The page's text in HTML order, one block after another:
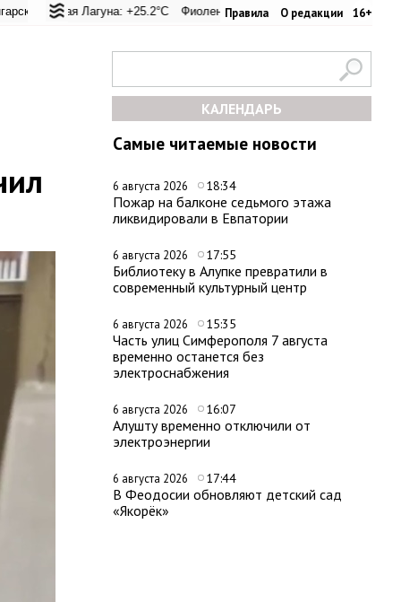
Правила О редакции 16+
Лагуна: +25.2°C Фиолент: +25.4°C Казачья бухта: +25.4°C
+25.4°C Евпатория: +31.2°C Керчь: +31.1°C Никитский сад:
КАЛЕНДАРЬ
Самые читаемые новости
6 августа 2026 18:34
Пожар на балконе седьмого этажа
ликвидировали в Евпатории
6 августа 2026 17:55
Библиотеку в Алупке превратили в
современный культурный центр
6 августа 2026 15:35
Часть улиц Симферополя 7 августа
временно останется без
электроснабжения
6 августа 2026 16:07
Алушту временно отключили от
электроэнергии
6 августа 2026 17:44
В Феодосии обновляют детский сад
«Якорёк»